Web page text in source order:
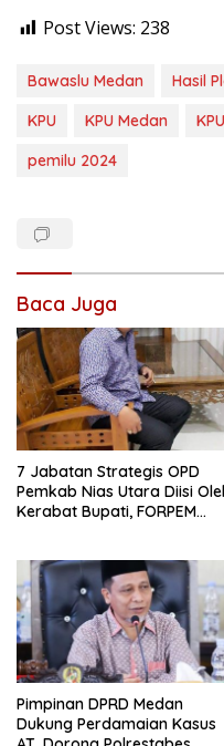
Post Views: 238
Bawaslu Medan
Hasil
KPU
KPU Medan
pemilu 2024
Baca Juga
7 Jabatan Strategis OPD
Pemkab Nias Utara Diisi
Kerabat Bupati, FORPEM
Pimpinan DPRD Medan
Dukung Perdamaian Kasus